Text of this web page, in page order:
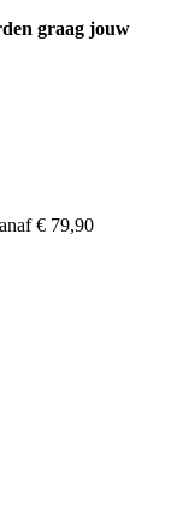
graag jouw
€ 79,90